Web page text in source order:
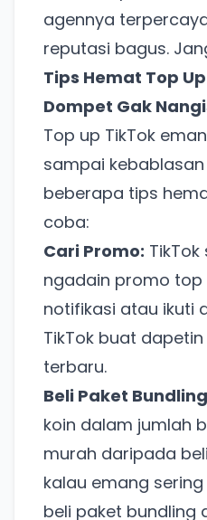
agennya
reputasi bagus.
Tips Hemat Top
Dompet Gak
Top up TikTok
sampai kebablasan
beberapa tips
coba:
Cari Promo:
ngadain promo top
notifikasi atau ikuti
TikTok buat
terbaru.
Beli Paket
koin dalam jumlah
murah daripada
kalau emang
beli paket bundling